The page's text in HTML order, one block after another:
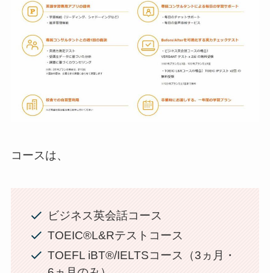
コースは、
ビジネス英会話コース
TOEIC®L&Rテストコース
TOEFL iBT®/IELTSコース（3ヵ月・